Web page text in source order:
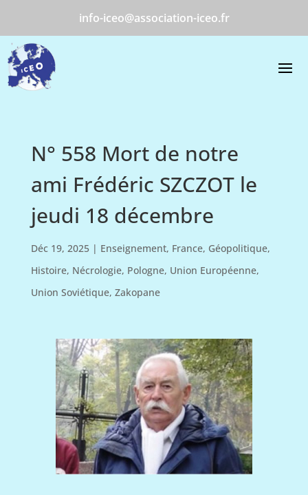
info-iceo@association-iceo.fr
N° 558 Mort de notre
ami Frédéric SZCZOT le
jeudi 18 décembre
Déc 19, 2025| Enseignement, France, Géopolitique,
Histoire, Nécrologie, Pologne, Union Européenne,
Union Soviétique, Zakopane